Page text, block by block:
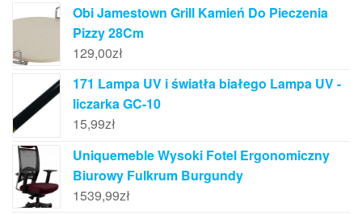
Obi Jamestown Grill Kamień Do Pieczenia
Pizzy 28Cm
129,00zł
171 Lampa UV i światła białego Lampa UV -
liczarka GC-10
15,99zł
Uniquemeble Wysoki Fotel Ergonomiczny
Biurowy Fulkrum Burgundy
1539,99zł